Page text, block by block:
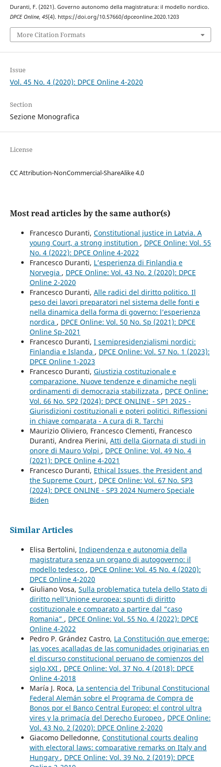
Duranti, F. (2021). Governo autonomo della magistratura: il modello nordico.
DPCE Online, 45(4). https://doi.org/10.57660/dpceonline.2020.1203
More Citation Formats
Issue
Vol. 45 No. 4 (2020): DPCE Online 4-2020
Section
Sezione Monografica
License
CC Attribution-NonCommercial-ShareAlike 4.0
Most read articles by the same author(s)
Francesco Duranti, Constitutional justice in Latvia. A
young Court, a strong institution , DPCE Online: Vol. 55
No. 4 (2022): DPCE Online 4-2022
Francesco Duranti, L’esperienza di Finlandia e
Norvegia , DPCE Online: Vol. 43 No. 2 (2020): DPCE
Online 2-2020
Francesco Duranti, Alle radici del diritto politico. Il
peso dei lavori preparatori nel sistema delle fonti e
nella dinamica della forma di governo: l’esperienza
nordica , DPCE Online: Vol. 50 No. Sp (2021): DPCE
Online Sp-2021
Francesco Duranti, I semipresidenzialismi nordici:
Finlandia e Islanda , DPCE Online: Vol. 57 No. 1 (2023):
DPCE Online 1-2023
Francesco Duranti, Giustizia costituzionale e
comparazione. Nuove tendenze e dinamiche negli
ordinamenti di democrazia stabilizzata , DPCE Online:
Vol. 66 No. SP2 (2024): DPCE ONLINE - SP1 2025 -
Giurisdizioni costituzionali e poteri politici. Riflessioni
in chiave comparata - A cura di R. Tarchi
Maurizio Oliviero, Francesco Clementi, Francesco
Duranti, Andrea Pierini, Atti della Giornata di studi in
onore di Mauro Volpi , DPCE Online: Vol. 49 No. 4
(2021): DPCE Online 4-2021
Francesco Duranti, Ethical Issues, the President and
the Supreme Court , DPCE Online: Vol. 67 No. SP3
(2024): DPCE ONLINE - SP3 2024 Numero Speciale
Biden
Similar Articles
Elisa Bertolini, Indipendenza e autonomia della
magistratura senza un organo di autogoverno: il
modello tedesco , DPCE Online: Vol. 45 No. 4 (2020):
DPCE Online 4-2020
Giuliano Vosa, Sulla problematica tutela dello Stato di
diritto nell’Unione europea: spunti di diritto
costituzionale e comparato a partire dal “caso
Romania” , DPCE Online: Vol. 55 No. 4 (2022): DPCE
Online 4-2022
Pedro P. Grández Castro, La Constitución que emerge:
las voces acalladas de las comunidades originarias en
el discurso constitucional peruano de comienzos del
siglo XXI , DPCE Online: Vol. 37 No. 4 (2018): DPCE
Online 4-2018
María J. Roca, La sentencia del Tribunal Constitucional
Federal Alemán sobre el Programa de Compra de
Bonos por el Banco Central Europeo: el control ultra
vires y la primacía del Derecho Europeo , DPCE Online:
Vol. 43 No. 2 (2020): DPCE Online 2-2020
Giacomo Delledonne, Constitutional courts dealing
with electoral laws: comparative remarks on Italy and
Hungary , DPCE Online: Vol. 39 No. 2 (2019): DPCE